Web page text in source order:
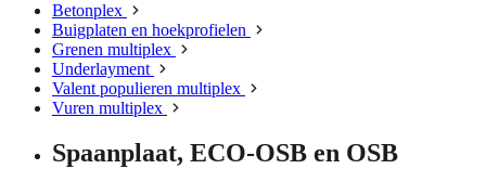
Betonplex
Buigplaten en hoekprofielen
Grenen multiplex
Underlayment
Valent populieren multiplex
Vuren multiplex
Spaanplaat, ECO-OSB en OSB